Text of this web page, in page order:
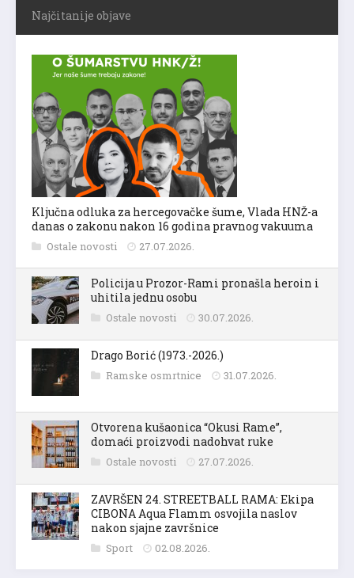
Najčitanije objave
Ključna odluka za hercegovačke šume, Vlada HNŽ-a
danas o zakonu nakon 16 godina pravnog vakuuma
Ostale novosti 27.07.2026.
Policija u Prozor-Rami pronašla heroin i
uhitila jednu osobu
Ostale novosti 30.07.2026.
Drago Borić (1973.-2026.)
Ramske osmrtnice 31.07.2026.
Otvorena kušaonica “Okusi Rame”,
domaći proizvodi nadohvat ruke
Ostale novosti 27.07.2026.
ZAVRŠEN 24. STREETBALL RAMA: Ekipa
CIBONA Aqua Flamm osvojila naslov
nakon sjajne završnice
Sport 02.08.2026.